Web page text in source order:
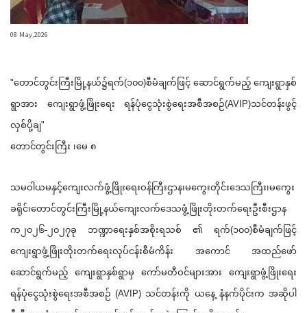
08 May,2026
"တောင်တွင်းကြီးမြို့နယ်၌ရက်(၁၀၀)စီမံချက်ဖြင့် ဆောင်ရွက်မည့် ကျေးရွာနှစ်
ရွာအား ကျေးရွာဖွံ့ဖြိုးရေး ရန်ပုံငွေသုံးစွဲရေးအစီအစဉ်(AVIP)သင်တန်းဖွင့်
လှစ်ပို့ချ"
တောင်တွင်းကြီး ၊မေ ၈
သမဝါယမနှင့်ကျေးလက်ဖွံ့ဖြိုးရေးဝန်ကြီးဌာန၊မကွေးတိုင်းဒေသကြီး၊မကွေး
ခရိုင်၊တောင်တွင်းကြီးမြို့ နယ်ကျေးလက်ဒေသဖွံ့ဖြိုးတိုးတက်ရေးဦးစီးဌာန
က ၂၀၂၆-၂၀၂၇ခု ဘဏ္ဍာရေးနှစ်အစိုးရသစ် ၏ ရက်(၁၀၀)စီမံချက်ဖြင့်
ကျေးရွာဖွံ့ဖြိုးတိုးတက်ရေးလုပ်ငန်းစီမံကိန်း အကောင် အထည်ဖော်
ဆောင်ရွက်မည့် ကျေးရွာနှစ်ရွာမှ ကော်မတီဝင်များအား ကျေးရွာဖွံ့ဖြိုးရေး
ရန်ပုံငွေသုံးစွဲရေးအစီအစဉ် (AVIP) သင်တန်းကို ယနေ့ နံနက်ပိုင်းက အဆိုပါ